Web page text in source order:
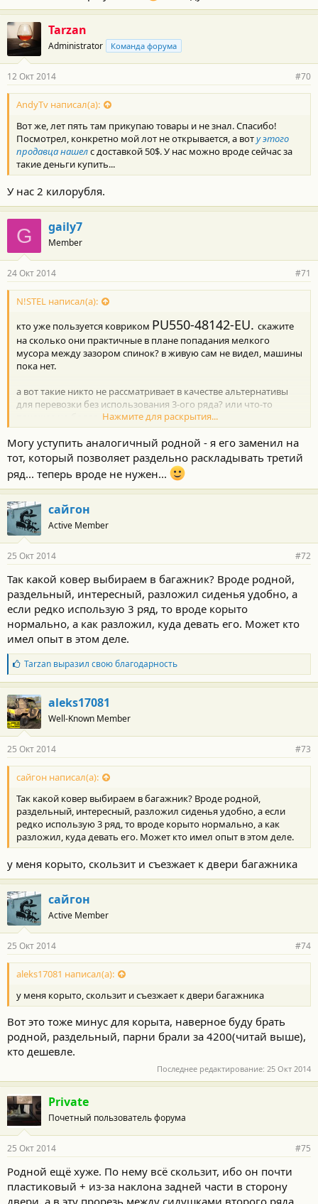
Tarzan
Administrator Команда форума
12 Окт 2014 #70
AndyTv написал(а):
Вот же, лет пять там прикупаю товары и не знал. Спасибо!
Посмотрел, конкретно мой лот не открывается, а воту этого
продавца нашелс доставкой 50$. У нас можно вроде сейчас за
такие деньги купить...
У нас 2 килорубля.
G gaily7
Member
24 Окт 2014 #71
N!STEL написал(а):
кто уже пользуется ковриком PU550-48142-EU. скажите
на сколько они практичные в плане попадания мелкого
мусора между зазором спинок? в живую сам не видел, машины
пока нет.
а вот такие никто не рассматривает в качестве альтернативы
для перевозки без использования 3-ого ряда? или что-то
похожее но более адекватное по цене
http://www.weathertech-accessories....ghlander-2014/kovrik-
bagazhnika/chernyij.html
Нажмите для раскрытия...
Могу уступить аналогичный родной - я его заменил на
тот, который позволяет раздельно раскладывать третий
ряд... теперь вроде не нужен...
сайгон
Active Member
25 Окт 2014 #72
Так какой ковер выбираем в багажник? Вроде родной,
раздельный, интересный, разложил сиденья удобно, а
если редко использую 3 ряд, то вроде корыто
нормально, а как разложил, куда девать его. Может кто
имел опыт в этом деле.
Б
л
а
г
о
д
а
н
о
с
и
:
Tarzanвыразил свою благодарность
aleks17081
Well-Known Member
25 Окт 2014 #73
сайгон написал(а):
Так какой ковер выбираем в багажник? Вроде родной,
раздельный, интересный, разложил сиденья удобно, а если
редко использую 3 ряд, то вроде корыто нормально, а как
разложил, куда девать его. Может кто имел опыт в этом деле.
у меня корыто, скользит и съезжает к двери багажника
сайгон
Active Member
25 Окт 2014 #74
aleks17081 написал(а):
у меня корыто, скользит и съезжает к двери багажника
Вот это тоже минус для корыта, наверное буду брать
родной, раздельный, парни брали за 4200(читай выше),
кто дешевле.
Последнее редактирование: 25 Окт 2014
Private
Почетный пользователь форума
25 Окт 2014 #75
Родной ещё хуже. По нему всё скользит, ибо он почти
пластиковый + из-за наклона задней части в сторону
двери, а в эту прорезь между сидушками второго ряда